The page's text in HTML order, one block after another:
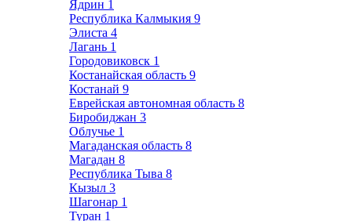
Ядрин 1
Республика Калмыкия 9
Элиста 4
Лагань 1
Городовиковск 1
Костанайская область 9
Костанай 9
Еврейская автономная область 8
Биробиджан 3
Облучье 1
Магаданская область 8
Магадан 8
Республика Тыва 8
Кызыл 3
Шагонар 1
Туран 1